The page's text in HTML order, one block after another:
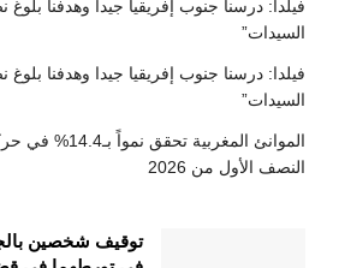
فيلدا: درسنا جنوب إفريقيا جيدا وهدفنا
السيدات”
فيلدا: درسنا جنوب إفريقيا جيدا وهدفنا
السيدات”
الموانئ المغربية
النصف الأول من 2026
توقيف شخصين